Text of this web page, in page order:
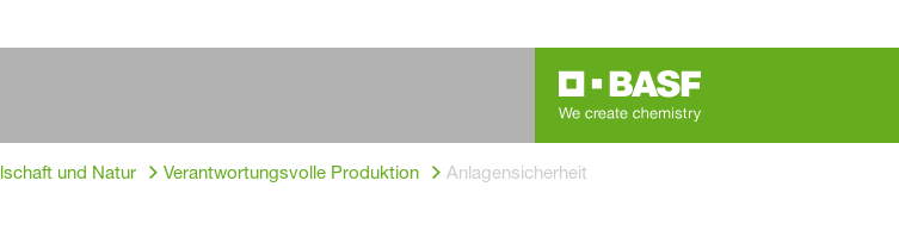
und Natur Verantwortungsvolle Produktion Anlagensicherheit